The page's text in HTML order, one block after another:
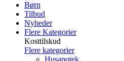
Børn
Tilbud
Nyheder
Flere Kategorier
Kosttilskud
Flere kategorier
Husapotek